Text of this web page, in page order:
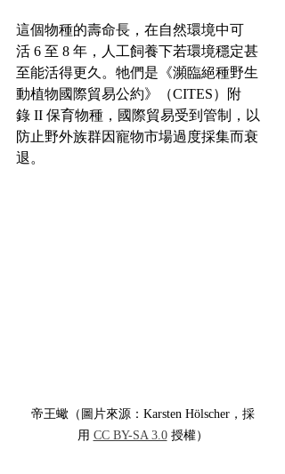
這個物種的壽命長，在自然環境中可
活 6 至 8 年，人工飼養下若環境穩定甚
至能活得更久。牠們是《瀕臨絕種野生
動植物國際貿易公約》（CITES）附
錄 II 保育物種，國際貿易受到管制，以
防止野外族群因寵物市場過度採集而衰
退。
帝王蠍（圖片來源：Karsten Hölscher，採
用 CC BY-SA 3.0 授權）